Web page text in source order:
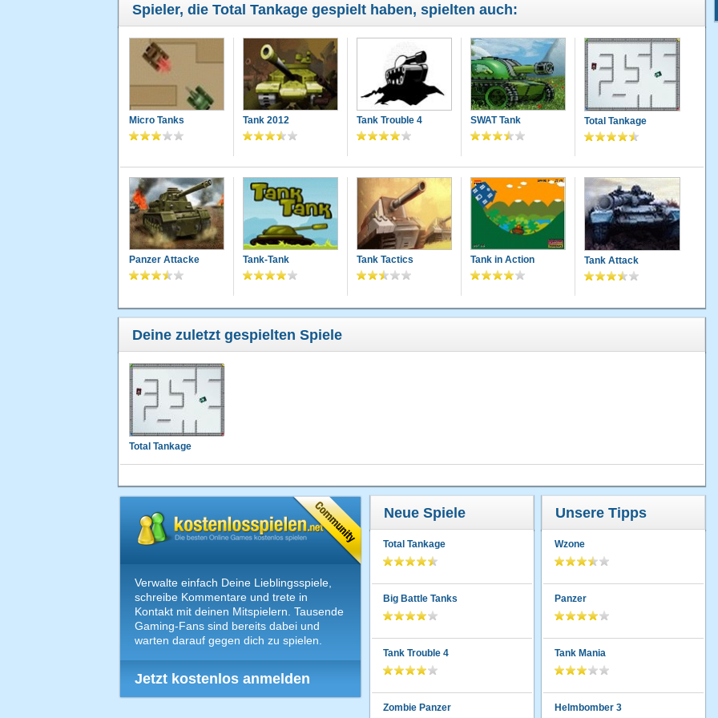
Spieler, die Total Tankage gespielt haben, spielten auch:
Micro Tanks Tank 2012 Tank Trouble 4 SWAT Tank Total Tankage
Panzer Attacke Tank-Tank Tank Tactics Tank in Action Tank Attack
Deine zuletzt gespielten Spiele
Total Tankage
Verwalte einfach Deine Lieblingsspiele,
schreibe Kommentare und trete in
Kontakt mit deinen Mitspielern. Tausende
Gaming-Fans sind bereits dabei und
warten darauf gegen dich zu spielen.
Jetzt kostenlos anmelden
Neue Spiele
Total Tankage
Big Battle Tanks
Tank Trouble 4
Zombie Panzer
Unsere Tipps
Wzone
Panzer
Tank Mania
Helmbomber 3